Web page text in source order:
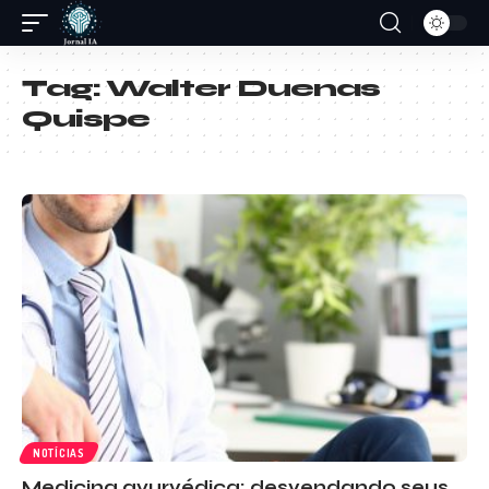
Tag:Walter Duenas
Quispe
NOTÍCIAS